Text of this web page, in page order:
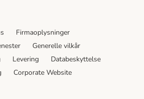
Firmaoplysninger
Generelle vilkår
Levering
Databeskyttelse
Corporate Website